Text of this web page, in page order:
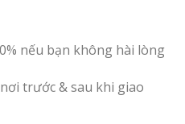
nếu bạn không hài lòng
trước & sau khi giao